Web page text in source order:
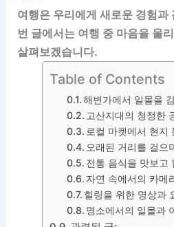
여행은 우리에게 새로운 경험과
번 글에서는 여행 중 마음을 울
살펴보겠습니다.
Table of Contents
해변가에서 일몰을
고산지대의 청정한
로컬 마켓에서 현지
오래된 거리를 걸으
전통 음식을 맛보고
자연 속에서의 카메
힐링을 위한 명상과
명소에서의 일몰과